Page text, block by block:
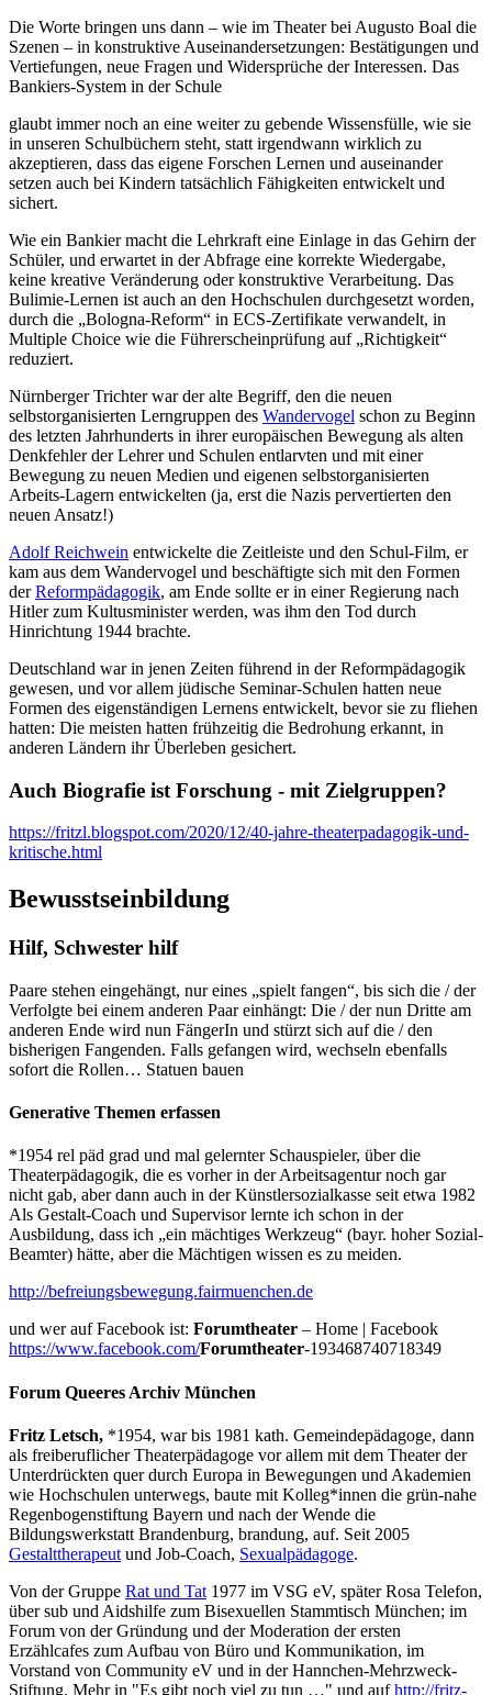
Die Worte bringen uns dann – wie im Theater bei Augusto Boal die
Szenen – in konstruktive Auseinandersetzungen: Bestätigungen und
Vertiefungen, neue Fragen und Widersprüche der Interessen. Das
Bankiers-System in der Schule
glaubt immer noch an eine weiter zu gebende Wissensfülle, wie sie
in unseren Schulbüchern steht, statt irgendwann wirklich zu
akzeptieren, dass das eigene Forschen Lernen und auseinander
setzen auch bei Kindern tatsächlich Fähigkeiten entwickelt und
sichert.
Wie ein Bankier macht die Lehrkraft eine Einlage in das Gehirn der
Schüler, und erwartet in der Abfrage eine korrekte Wiedergabe,
keine kreative Veränderung oder konstruktive Verarbeitung. Das
Bulimie-Lernen ist auch an den Hochschulen durchgesetzt worden,
durch die „Bologna-Reform“ in ECS-Zertifikate verwandelt, in
Multiple Choice wie die Führerscheinprüfung auf „Richtigkeit“
reduziert.
Nürnberger Trichter war der alte Begriff, den die neuen
selbstorganisierten Lerngruppen des Wandervogel schon zu Beginn
des letzten Jahrhunderts in ihrer europäischen Bewegung als alten
Denkfehler der Lehrer und Schulen entlarvten und mit einer
Bewegung zu neuen Medien und eigenen selbstorganisierten
Arbeits-Lagern entwickelten (ja, erst die Nazis pervertierten den
neuen Ansatz!)
Adolf Reichwein entwickelte die Zeitleiste und den Schul-Film, er
kam aus dem Wandervogel und beschäftigte sich mit den Formen
derReformpädagogik, am Ende sollte er in einer Regierung nach
Hitler zum Kultusminister werden, was ihm den Tod durch
Hinrichtung 1944 brachte.
Deutschland war in jenen Zeiten führend in der Reformpädagogik
gewesen, und vor allem jüdische Seminar-Schulen hatten neue
Formen des eigenständigen Lernens entwickelt, bevor sie zu fliehen
hatten: Die meisten hatten frühzeitig die Bedrohung erkannt, in
anderen Ländern ihr Überleben gesichert.
Auch Biografie ist Forschung - mit Zielgruppen?
https://fritzl.blogspot.com/2020/12/40-jahre-theaterpadagogik-und-
kritische.html
Bewusstseinbildung
Hilf, Schwester hilf
Paare stehen eingehängt, nur eines „spielt fangen“, bis sich die / der
Verfolgte bei einem anderen Paar einhängt: Die / der nun Dritte am
anderen Ende wird nun FängerIn und stürzt sich auf die / den
bisherigen Fangenden. Falls gefangen wird, wechseln ebenfalls
sofort die Rollen… Statuen bauen
Generative Themen erfassen
*1954 rel päd grad und mal gelernter Schauspieler, über die
Theaterpädagogik, die es vorher in der Arbeitsagentur noch gar
nicht gab, aber dann auch in der Künstlersozialkasse seit etwa 1982
Als Gestalt-Coach und Supervisor lernte ich schon in der
Ausbildung, dass ich „ein mächtiges Werkzeug“ (bayr. hoher Sozial-
Beamter) hätte, aber die Mächtigen wissen es zu meiden.
http://befreiungsbewegung.fairmuenchen.de
und wer auf Facebook ist: Forumtheater – Home | Facebook
https://www.facebook.com/Forumtheater-193468740718349
Forum Queeres Archiv München
Fritz Letsch, *1954, war bis 1981 kath. Gemeindepädagoge, dann
als freiberuflicher Theaterpädagoge vor allem mit dem Theater der
Unterdrückten quer durch Europa in Bewegungen und Akademien
wie Hochschulen unterwegs, baute mit Kolleg*innen die grün-nahe
Regenbogenstiftung Bayern und nach der Wende die
Bildungswerkstatt Brandenburg, brandung, auf. Seit 2005
Gestalttherapeut und Job-Coach, Sexualpädagoge.
Von der Gruppe Rat und Tat 1977 im VSG eV, später Rosa Telefon,
über sub und Aidshilfe zum Bisexuellen Stammtisch München; im
Forum von der Gründung und der Moderation der ersten
Erzählcafes zum Aufbau von Büro und Kommunikation, im
Vorstand von Community eV und in der Hannchen-Mehrzweck-
Stiftung. Mehr in "Es gibt noch viel zu tun …" und aufhttp://fritz-